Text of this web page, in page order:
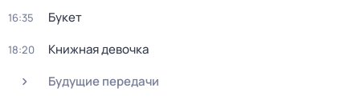
16:35 Букет
18:20
Книжная девочка
Будущие передачи